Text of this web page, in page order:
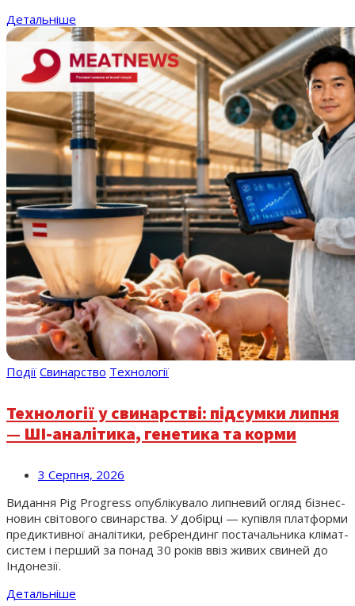
Детальніше
Події Свинарство Технології
Технології у свинарстві: підсумки липня
— ШІ-аналітика, генетика та корми
3 Серпня, 2026
Видання Pig Progress опублікувало липневий огляд бізнес-
новин світового свинарства. У добірці — купівля платформи
предиктивної аналітики, ребрендинг постачальника клімат-
систем і перший за понад 30 років ввіз живих свиней до
Індонезії.
Детальніше